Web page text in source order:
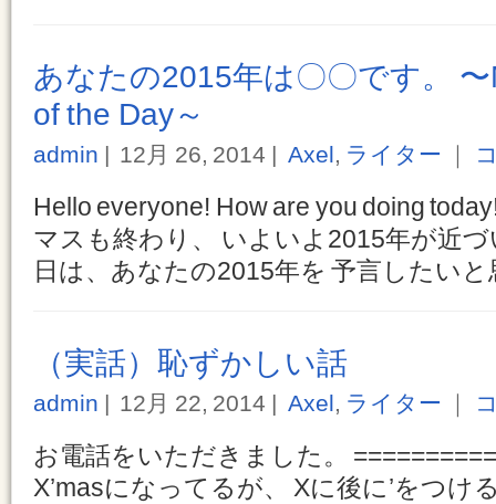
あなたの2015年は〇〇です。
of the Day～
admin 12月 26, 2014 Axel, ライター ｜
Hello everyone! How are you doing
マスも終わり、 いよいよ2015年が近
日は、あなたの2015年を 予言したいと
（実話）恥ずかしい話
admin 12月 22, 2014 Axel, ライター ｜
お電話をいただきました。
X’masになってるが、 Xに後に’をつ